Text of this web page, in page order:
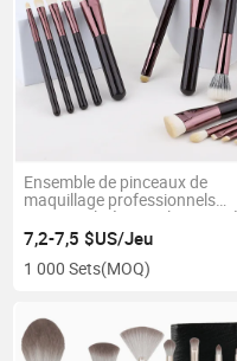
Ensemble de pinceaux de
maquillage professionnels
personnalisés avec logo privé
en synthétique, végan et
écologique
7,2-7,5 $US/Jeu
1 000 Sets(MOQ)